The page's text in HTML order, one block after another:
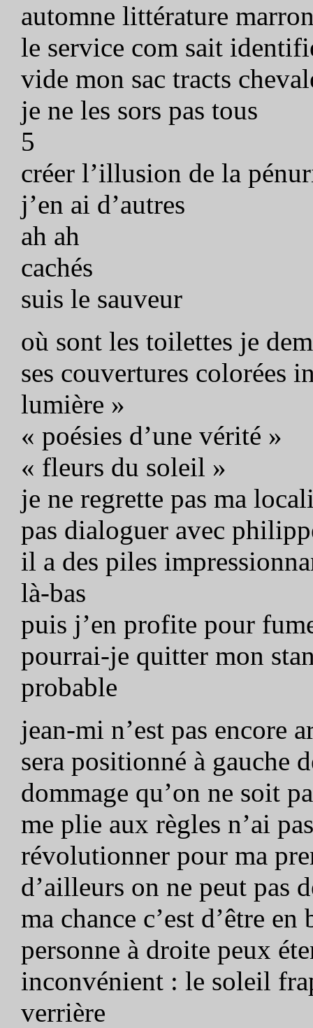
automne littérature
le service com sait
vide mon sac tracts
je ne les sors pas tous
5
créer l’illusion de la
j’en ai d’autres
ah ah
cachés
suis le sauveur
où sont les toilettes je
ses couvertures colorées
lumière »
« poésies d’une vérité »
« fleurs du soleil »
je ne regrette pas ma
pas dialoguer avec
il a des piles
là-bas
puis j’en profite pour
pourrai-je quitter mon
probable
jean-mi n’est pas encore
sera positionné à gauche
dommage qu’on ne soit
me plie aux règles n’ai
révolutionner pour ma
d’ailleurs on ne peut pas
ma chance c’est d’être
personne à droite peux
inconvénient : le soleil
verrière